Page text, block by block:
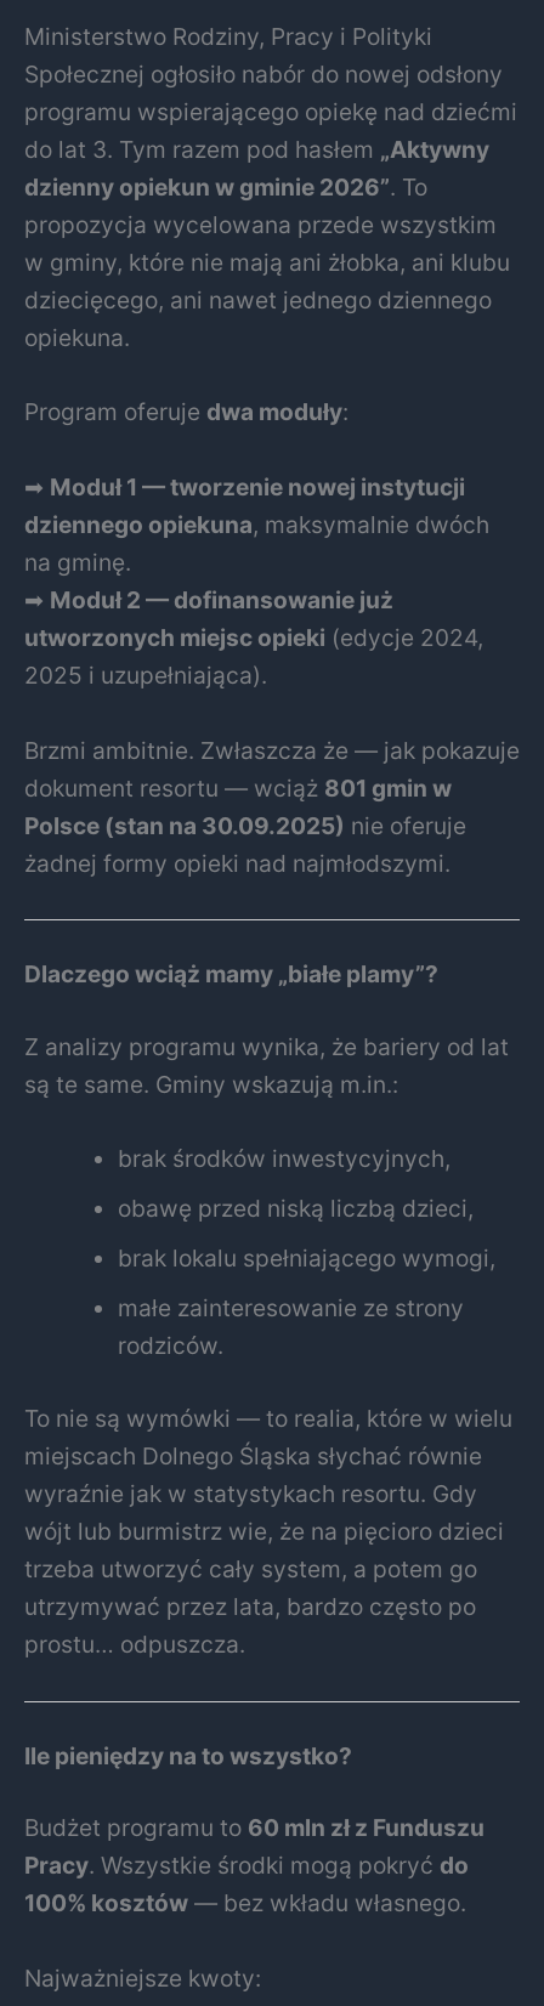
Ministerstwo Rodziny, Pracy i Polityki
Społecznej ogłosiło nabór do nowej odsłony
programu wspierającego opiekę nad dziećmi
do lat 3. Tym razem pod hasłem „Aktywny
dzienny opiekun w gminie 2026”. To
propozycja wycelowana przede wszystkim
w gminy, które nie mają ani żłobka, ani klubu
dziecięcego, ani nawet jednego dziennego
opiekuna.
Program oferuje dwa moduły:
➡ Moduł 1 — tworzenie nowej instytucji
dziennego opiekuna, maksymalnie dwóch
na gminę.
➡ Moduł 2 — dofinansowanie już
utworzonych miejsc opieki (edycje 2024,
2025 i uzupełniająca).
Brzmi ambitnie. Zwłaszcza że — jak pokazuje
dokument resortu — wciąż 801 gmin w
Polsce (stan na 30.09.2025) nie oferuje
żadnej formy opieki nad najmłodszymi.
Dlaczego wciąż mamy „białe plamy”?
Z analizy programu wynika, że bariery od lat
są te same. Gminy wskazują m.in.:
brak środków inwestycyjnych,
obawę przed niską liczbą dzieci,
brak lokalu spełniającego wymogi,
małe zainteresowanie ze strony
rodziców.
To nie są wymówki — to realia, które w wielu
miejscach Dolnego Śląska słychać równie
wyraźnie jak w statystykach resortu. Gdy
wójt lub burmistrz wie, że na pięcioro dzieci
trzeba utworzyć cały system, a potem go
utrzymywać przez lata, bardzo często po
prostu… odpuszcza.
Ile pieniędzy na to wszystko?
Budżet programu to 60 mln zł z Funduszu
Pracy. Wszystkie środki mogą pokryć do
100% kosztów — bez wkładu własnego.
Najważniejsze kwoty: